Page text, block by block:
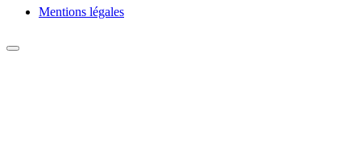
Mentions légales